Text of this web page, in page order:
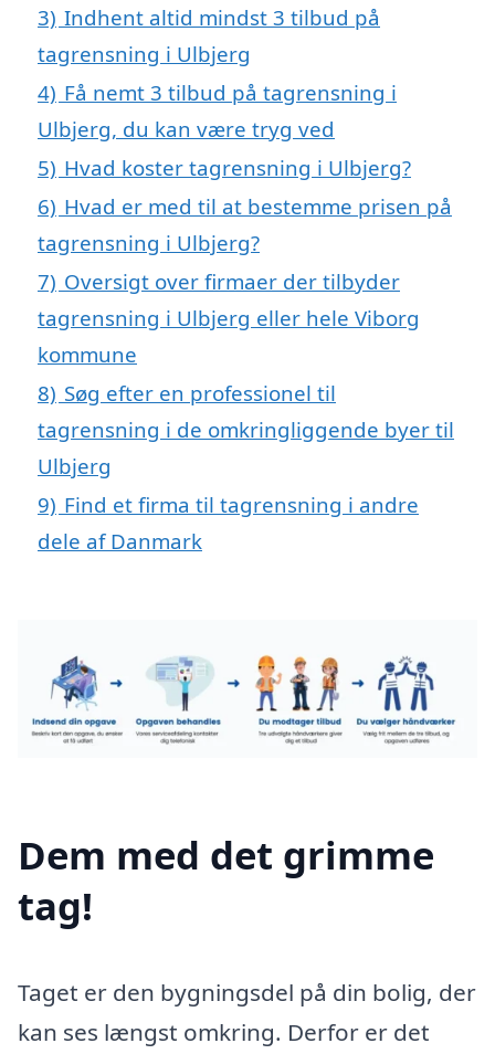
3) Indhent altid mindst 3 tilbud på
tagrensning i Ulbjerg
4) Få nemt 3 tilbud på tagrensning i
Ulbjerg, du kan være tryg ved
5) Hvad koster tagrensning i Ulbjerg?
6) Hvad er med til at bestemme prisen på
tagrensning i Ulbjerg?
7) Oversigt over firmaer der tilbyder
tagrensning i Ulbjerg eller hele Viborg
kommune
8) Søg efter en professionel til
tagrensning i de omkringliggende byer til
Ulbjerg
9) Find et firma til tagrensning i andre
dele af Danmark
Dem med det grimme
tag!
Taget er den bygningsdel på din bolig, der
kan ses længst omkring. Derfor er det